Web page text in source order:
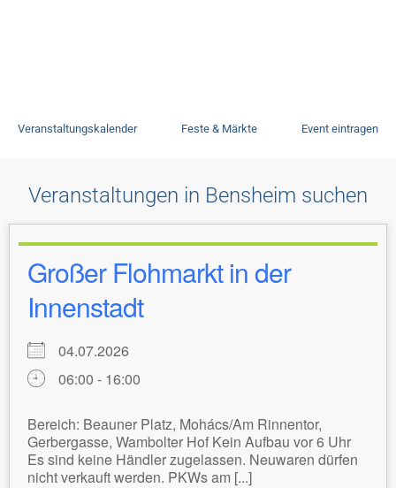
Veranstaltungskalender Feste & Märkte Event eintragen
Veranstaltungen in Bensheim suchen
Großer Flohmarkt in der
Innenstadt
04.07.2026
06:00 - 16:00
Bereich: Beauner Platz, Mohács/Am Rinnentor,
Gerbergasse, Wambolter Hof Kein Aufbau vor 6 Uhr
Es sind keine Händler zugelassen. Neuwaren dürfen
nicht verkauft werden. PKWs am [...]